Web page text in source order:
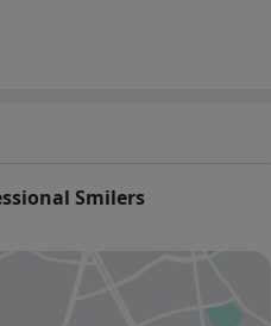
Smilers
nuova scheda